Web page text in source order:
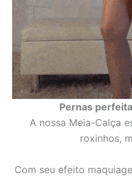
Pernas
A nossa Meia-Calça
roxinhos,
Com seu efeito